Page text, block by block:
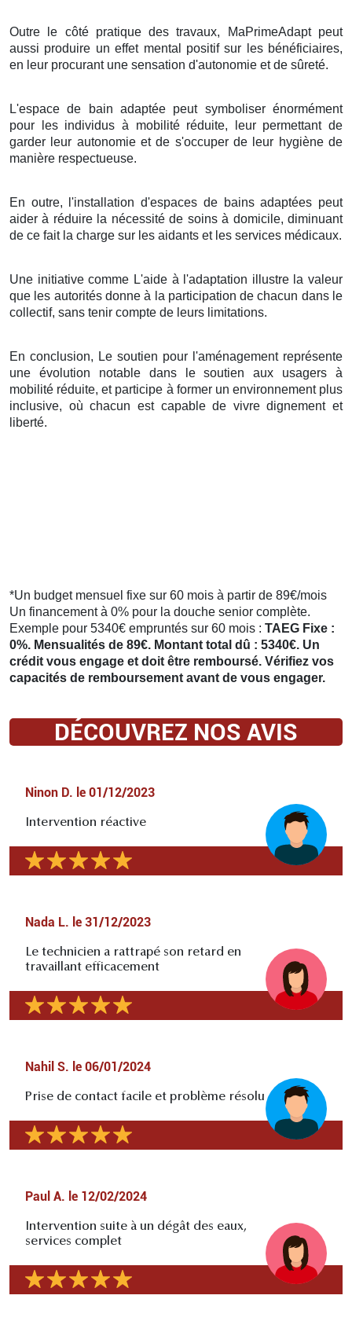
Outre le côté pratique des travaux, MaPrimeAdapt peut
aussi produire un effet mental positif sur les bénéficiaires,
en leur procurant une sensation d'autonomie et de sûreté.
L'espace de bain adaptée peut symboliser énormément
pour les individus à mobilité réduite, leur permettant de
garder leur autonomie et de s'occuper de leur hygiène de
manière respectueuse.
En outre, l'installation d'espaces de bains adaptées peut
aider à réduire la nécessité de soins à domicile, diminuant
de ce fait la charge sur les aidants et les services médicaux.
Une initiative comme L'aide à l'adaptation illustre la valeur
que les autorités donne à la participation de chacun dans le
collectif, sans tenir compte de leurs limitations.
En conclusion, Le soutien pour l'aménagement représente
une évolution notable dans le soutien aux usagers à
mobilité réduite, et participe à former un environnement plus
inclusive, où chacun est capable de vivre dignement et
liberté.
*Un budget mensuel fixe sur 60 mois à partir de 89€/mois
Un financement à 0% pour la douche senior complète.
Exemple pour 5340€ empruntés sur 60 mois : TAEG Fixe :
0%. Mensualités de 89€. Montant total dû : 5340€. Un
crédit vous engage et doit être remboursé. Vérifiez vos
capacités de remboursement avant de vous engager.
DÉCOUVREZ NOS AVIS
Ninon D. le 01/12/2023
Intervention réactive
Nada L. le 31/12/2023
Le technicien a rattrapé son retard en
travaillant efficacement
Nahil S. le 06/01/2024
Prise de contact facile et problème résolu
Paul A. le 12/02/2024
Intervention suite à un dégât des eaux,
services complet